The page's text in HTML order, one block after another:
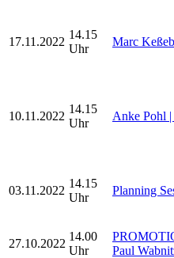
17.11.2022
14.15
Uhr
Marc
10.11.2022
14.15
Uhr
Anke Pohl
03.11.2022
14.15
Uhr
Planning
27.10.2022
14.00
Uhr
Paul